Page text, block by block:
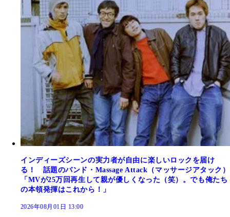
インディーズシーンの実力者が自由に楽しいロックを届け
る！ 話題のバンド・Massage Attack（マッサージアタック）
「MVが25万回再生して親が優しくなった（笑）。でも俺たち
の本領発揮はこれから！」
2026年08月01日 13:00